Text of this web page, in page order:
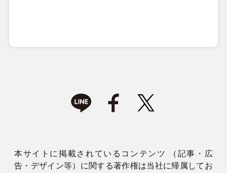
本サイトに掲載されているコンテンツ （記事・広
告・デザイン等）に関する著作権は当社に帰属してお